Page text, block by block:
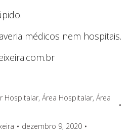
médicos nem hospitais.
Hospitalar, Área Hospitalar, Área
dezembro 9, 2020